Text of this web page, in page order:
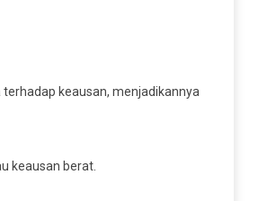
keausan, menjadikannya
keausan berat.